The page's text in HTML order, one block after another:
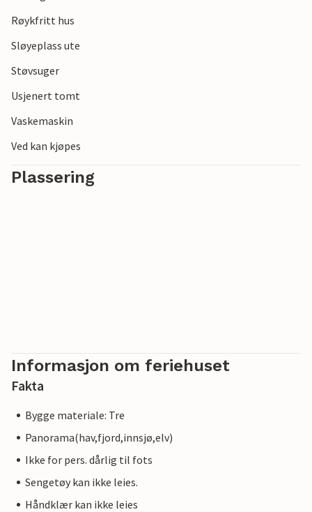
Røykfritt hus
Sløyeplass ute
Støvsuger
Usjenert tomt
Vaskemaskin
Ved kan kjøpes
Plassering
Informasjon om feriehuset
Fakta
Bygge materiale: Tre
Panorama(hav,fjord,innsjø,elv)
Ikke for pers. dårlig til fots
Sengetøy kan ikke leies.
Håndklær kan ikke leies